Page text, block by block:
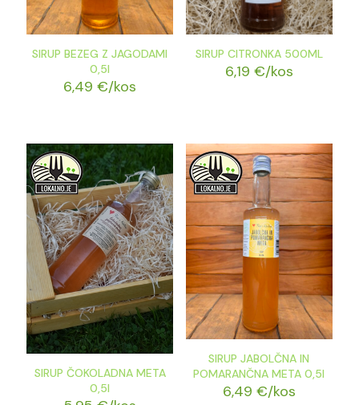
SIRUP BEZEG Z JAGODAMI
0,5l
6,49€/kos
SIRUP CITRONKA 500ML
6,19 €/kos
SIRUP ČOKOLADNA META
0,5l
SIRUP JABOLČNA IN
POMARANČNA META 0,5l
6,49 €/kos